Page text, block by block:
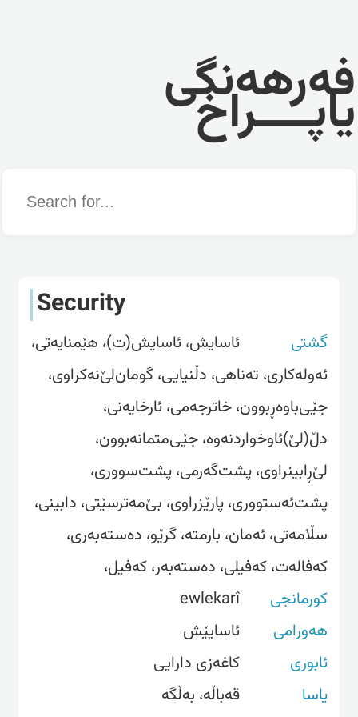
فەرهەنگی
یاپــــراخ
Word
Security
گشتی
ئاسایش، ئاسایش(ت)، هێمنایەتی،
ئەولەکاری، تەناهی، دڵنیایی، گومان‌لێ‌نەکراوی،
جێی‌باوەڕبوون، خاترجەمی، ئارخایەنی،
دڵ(لێ)ئاوخواردنەوە، جێی‌متمانەبوون،
لێ‌ڕابینراوی، پشت‌گەرمی، پشت‌سووری،
پشت‌ئەستووری، پارێزراوی، بێ‌مەترسێتی، دابینی،
سڵامەتی، ئەمان، بارمتە، گرێو، دەستەبەری،
کەفالەت، کەفیلی، دەستەبەر، کەفیل،
کورمانجی
ewlekarî
هەورامی
ئاسایێش
ئابوری
کاغەزی دارایی
یاسا
قەباڵە، بەڵگە